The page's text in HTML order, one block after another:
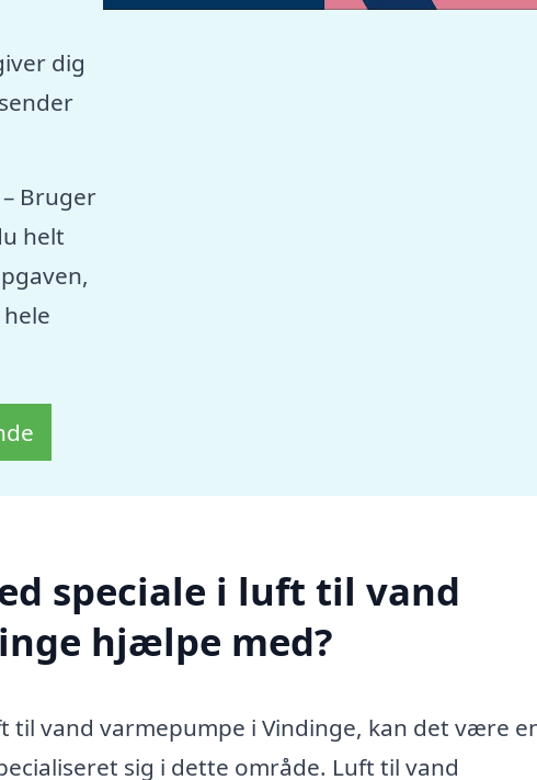
dig
– Bruger
helt
speciale i luft til vand
hjælpe med?
til vand varmepumpe i Vindinge, kan det være
sig i dette område. Luft til vand